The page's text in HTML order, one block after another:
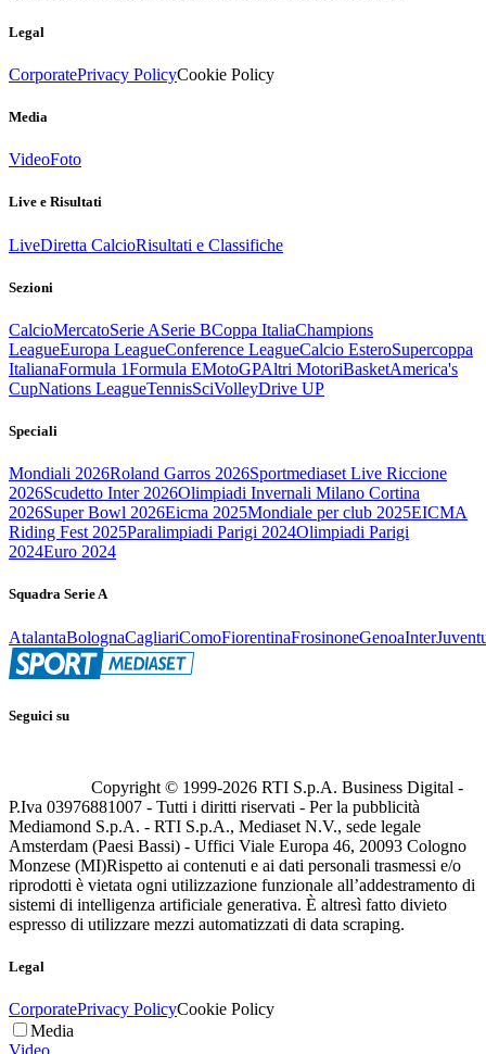
Legal
CorporatePrivacy PolicyCookie Policy
Media
VideoFoto
Live e Risultati
LiveDiretta CalcioRisultati e Classifiche
Sezioni
CalcioMercatoSerie ASerie BCoppa ItaliaChampions
LeagueEuropa LeagueConference LeagueCalcio EsteroSupercoppa
ItalianaFormula 1Formula EMotoGPAltri MotoriBasketAmerica's
CupNations LeagueTennisSciVolleyDrive UP
Speciali
Mondiali 2026Roland Garros 2026Sportmediaset Live Riccione
2026Scudetto Inter 2026Olimpiadi Invernali Milano Cortina
2026Super Bowl 2026Eicma 2025Mondiale per club 2025EICMA
Riding Fest 2025Paralimpiadi Parigi 2024Olimpiadi Parigi
2024Euro 2024
Squadra Serie A
AtalantaBolognaCagliariComoFiorentinaFrosinoneGenoaInter
Seguici su
Copyright © 1999-2026 RTI S.p.A. Business Digital -
P.Iva 03976881007 - Tutti i diritti riservati - Per la pubblicità
Mediamond S.p.A. - RTI S.p.A., Mediaset N.V., sede legale
Amsterdam (Paesi Bassi) - Uffici Viale Europa 46, 20093 Cologno
Monzese (MI)Rispetto ai contenuti e ai dati personali trasmessi e/o
riprodotti è vietata ogni utilizzazione funzionale all’addestramento di
sistemi di intelligenza artificiale generativa. È altresì fatto divieto
espresso di utilizzare mezzi automatizzati di data scraping.
Legal
CorporatePrivacy PolicyCookie Policy
Media